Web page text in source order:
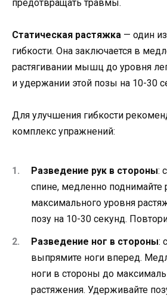
предотвращать травмы.
Статическая растяжка — один
гибкости. Она заключается в
растягивании мышц до уровня
и удержании этой позы на 10-30
Для улучшения гибкости
комплекс упражнений:
Разведение рук в стороны:
спине, медленно поднимайте
максимального уровня
позу на 10-30 секунд.
Разведение ног в стороны:
выпрямите ноги вперед.
ноги в стороны до
растяжения. Удерживайте